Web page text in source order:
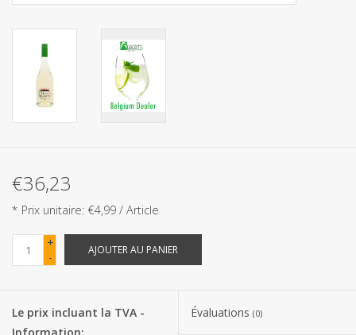
Matériel d'emballage
Fournitures de bureau
Produits Covid-19
Confiserie Saint-Nicolas
Cadeaux de Pâques
€36,23
* Prix unitaire: €4,99 / Article
+
-
AJOUTER AU PANIER
Le prix incluant la TVA -
Évaluations (0)